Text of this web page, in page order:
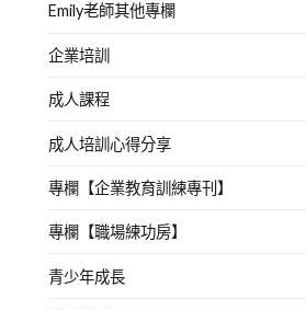
Emily老師其他專欄
企業培訓
成人課程
成人培訓心得分享
專欄【企業教育訓練專刊】
專欄【職場練功房】
青少年成長